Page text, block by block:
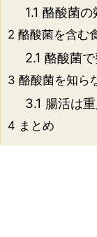
1.1 酪酸菌の
2 酪酸菌を含む
2.1 酪酸菌
3 酪酸菌を知ら
3.1 腸活は
4 まとめ